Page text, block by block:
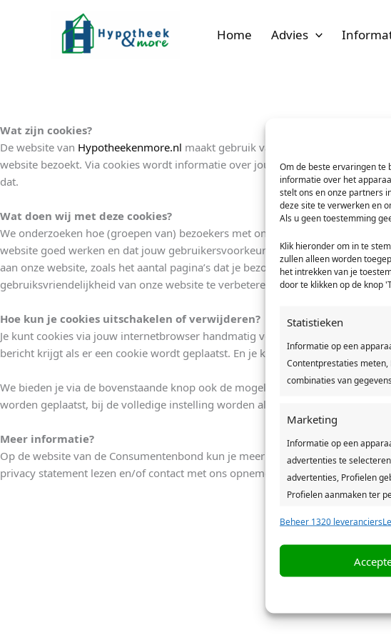
Om de beste ervaringen te
informatie over het
stelt ons en onze partners
deze site te verwerken en
Als u geen toestemming
Klik hieronder om in te
zullen alleen worden
het intrekken van je
door te klikken op de knop
Statistieken
Informatie op een
Contentprestaties
combinaties van
Marketing
Informatie op een
advertenties te
advertenties, Profielen
Profielen aanmaken ter
gebruiken om content te
Gegevens uit andere
Beheer 1320 leveranciers
Home Advies
Wat zijn cookies?
De website van Hypotheekenmore.nl maakt gebruik van cookies. Cookies zijn
website bezoekt. Via cookies wordt informatie over jouw websitebezoek
dat.
Wat doen wij met deze cookies?
We onderzoeken hoe (groepen van) bezoekers met onze website omgaan,
website goed werken en dat jouw gebruikersvoorkeuren bekend blijven. Ook
aan onze website, zoals het aantal pagina’s dat je bezoekt, hoe lang je op
gebruiksvriendelijkheid van onze website te verbeteren. Hypotheek & more
Hoe kun je cookies uitschakelen of verwijderen?
Je kunt cookies via jouw internetbrowser handmatig verwijderen. Of deze
bericht krijgt als er een cookie wordt geplaatst. En je kunt jouw browser ook
We bieden je via de bovenstaande knop ook de mogelijkheid om de cookies
worden geplaatst, bij de volledige instelling worden alle cookies geplaatst om
Meer informatie?
Op de website van de Consumentenbond kun je meer informatie over
privacy statement lezen en/of contact met ons opnemen.